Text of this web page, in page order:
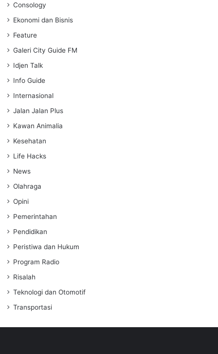
Consology
Ekonomi dan Bisnis
Feature
Galeri City Guide FM
Idjen Talk
Info Guide
Internasional
Jalan Jalan Plus
Kawan Animalia
Kesehatan
Life Hacks
News
Olahraga
Opini
Pemerintahan
Pendidikan
Peristiwa dan Hukum
Program Radio
Risalah
Teknologi dan Otomotif
Transportasi